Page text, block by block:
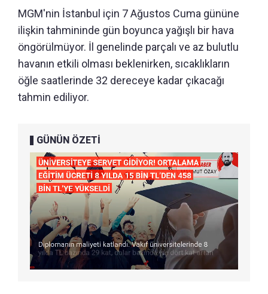
MGM'nin İstanbul için 7 Ağustos Cuma gününe
ilişkin tahmininde gün boyunca yağışlı bir hava
öngörülmüyor. İl genelinde parçalı ve az bulutlu
havanın etkili olması beklenirken, sıcaklıkların
öğle saatlerinde 32 dereceye kadar çıkacağı
tahmin ediliyor.
GÜNÜN ÖZETİ